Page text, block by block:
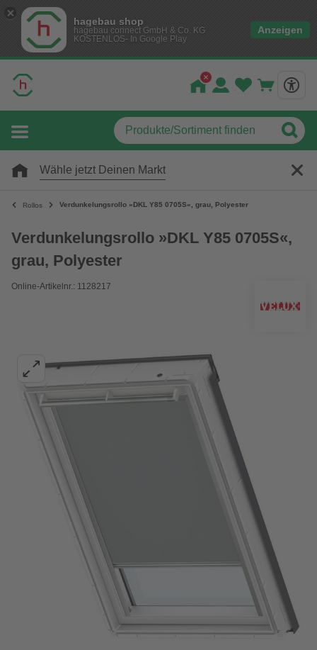
hagebau shop
hagebau connect GmbH & Co. KG
KOSTENLOS- In Google Play
Anzeigen
Wähle jetzt Deinen Markt
Rollos Verdunkelungsrollo »DKL Y85 0705S«, grau, Polyester
Verdunkelungsrollo »DKL Y85 0705S«,
grau, Polyester
Online-Artikelnr.: 1128217